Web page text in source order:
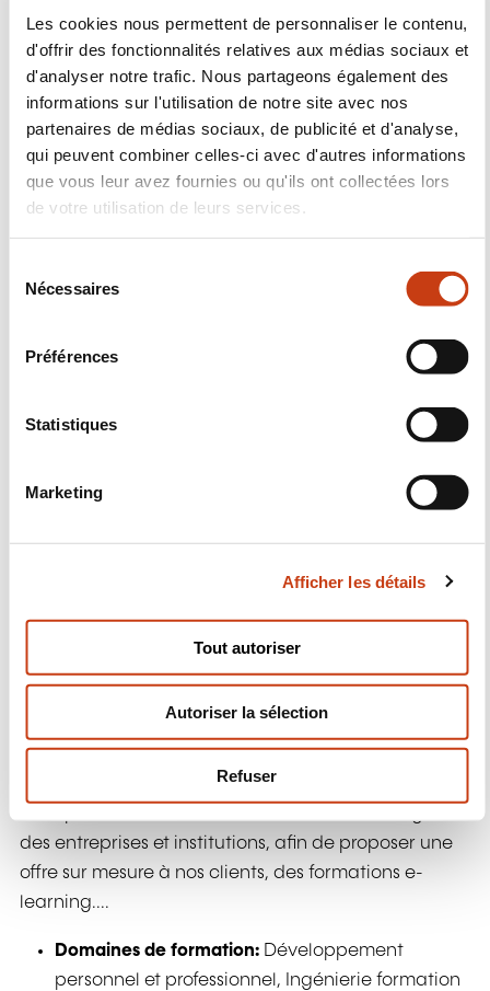
Les cookies nous permettent de personnaliser le contenu,
d'offrir des fonctionnalités relatives aux médias sociaux et
d'analyser notre trafic. Nous partageons également des
informations sur l'utilisation de notre site avec nos
partenaires de médias sociaux, de publicité et d'analyse,
qui peuvent combiner celles-ci avec d'autres informations
que vous leur avez fournies ou qu'ils ont collectées lors
de votre utilisation de leurs services.
n
Nécessaires
Préférences
Statistiques
Marketing
Afficher les détails
Tout autoriser
Autoriser la sélection
Refuser
Manutention, Transport
En savoir plus
HR CONCEPT
HR Concept réconcilie vision RH et réalités du terrain.
laboratoires de compétences. À travers l’exploration
mesure, par extension, l’impact réel de son style de
avec précision le fonctionnement des collaborateurs
Domaines de formation:
HR HYPHEN
proposition diversifiée de formations inter-
entreprises (RH et Education), des formations intra-
des entreprises et institutions, afin de proposer une
offre sur mesure à nos clients, des formations e-
learning....
Domaines de formation: Développement
personnel et professionnel, Ingénierie formation